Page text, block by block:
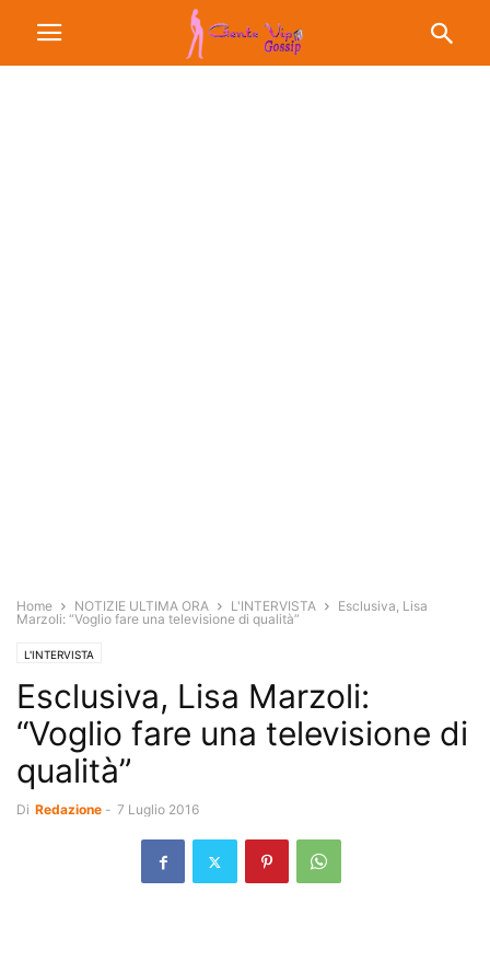
Home NOTIZIE ULTIMA ORA L'INTERVISTA
Esclusiva, Lisa
Marzoli: “Voglio fare una televisione di qualità”
L'INTERVISTA
Esclusiva, Lisa Marzoli:
“Voglio fare una televisione di
qualità”
Di Redazione - 7 Luglio 2016